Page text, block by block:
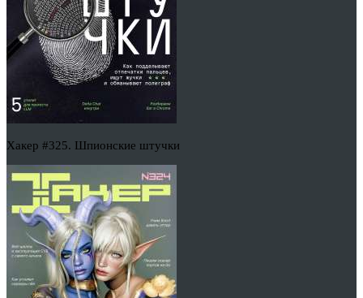
Хакер #325. Шпионские штучки